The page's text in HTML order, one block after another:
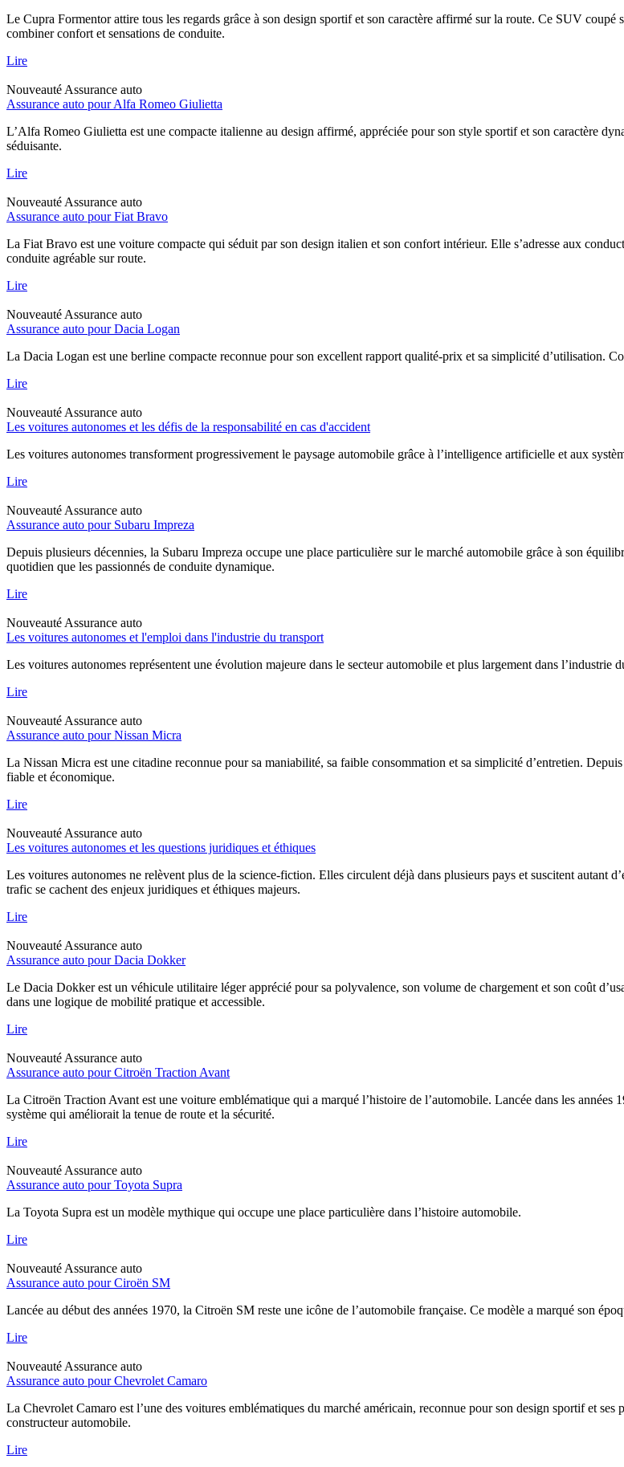
Le Cupra Formentor attire tous les regards grâce à son design sportif et son caractère affirmé sur la route. Ce SUV
combiner confort et sensations de conduite.
Lire
Nouveauté Assurance auto
Assurance auto pour Alfa Romeo Giulietta
L’Alfa Romeo Giulietta est une compacte italienne au design affirmé, appréciée pour son style sportif et son caractère
séduisante.
Lire
Nouveauté Assurance auto
Assurance auto pour Fiat Bravo
La Fiat Bravo est une voiture compacte qui séduit par son design italien et son confort intérieur. Elle s’adresse aux
conduite agréable sur route.
Lire
Nouveauté Assurance auto
Assurance auto pour Dacia Logan
La Dacia Logan est une berline compacte reconnue pour son excellent rapport qualité-prix et sa simplicité d’utilisation.
Lire
Nouveauté Assurance auto
Les voitures autonomes et les défis de la responsabilité en cas d'accident
Les voitures autonomes transforment progressivement le paysage automobile grâce à l’intelligence artificielle et aux
Lire
Nouveauté Assurance auto
Assurance auto pour Subaru Impreza
Depuis plusieurs décennies, la Subaru Impreza occupe une place particulière sur le marché automobile grâce à son
quotidien que les passionnés de conduite dynamique.
Lire
Nouveauté Assurance auto
Les voitures autonomes et l'emploi dans l'industrie du transport
Les voitures autonomes représentent une évolution majeure dans le secteur automobile et plus largement dans l’industrie
Lire
Nouveauté Assurance auto
Assurance auto pour Nissan Micra
La Nissan Micra est une citadine reconnue pour sa maniabilité, sa faible consommation et sa simplicité d’entretien.
fiable et économique.
Lire
Nouveauté Assurance auto
Les voitures autonomes et les questions juridiques et éthiques
Les voitures autonomes ne relèvent plus de la science-fiction. Elles circulent déjà dans plusieurs pays et suscitent autant
trafic se cachent des enjeux juridiques et éthiques majeurs.
Lire
Nouveauté Assurance auto
Assurance auto pour Dacia Dokker
Le Dacia Dokker est un véhicule utilitaire léger apprécié pour sa polyvalence, son volume de chargement et son coût
dans une logique de mobilité pratique et accessible.
Lire
Nouveauté Assurance auto
Assurance auto pour Citroën Traction Avant
La Citroën Traction Avant est une voiture emblématique qui a marqué l’histoire de l’automobile. Lancée dans les
système qui améliorait la tenue de route et la sécurité.
Lire
Nouveauté Assurance auto
Assurance auto pour Toyota Supra
La Toyota Supra est un modèle mythique qui occupe une place particulière dans l’histoire automobile.
Lire
Nouveauté Assurance auto
Assurance auto pour Ciroën SM
Lancée au début des années 1970, la Citroën SM reste une icône de l’automobile française. Ce modèle a marqué son
Lire
Nouveauté Assurance auto
Assurance auto pour Chevrolet Camaro
La Chevrolet Camaro est l’une des voitures emblématiques du marché américain, reconnue pour son design sportif et
constructeur automobile.
Lire